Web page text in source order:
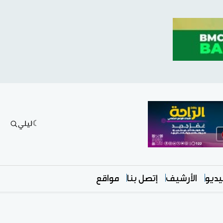
ليلي
الأرشيف إتصل بنا مواقع